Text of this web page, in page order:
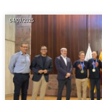
04/09/2025